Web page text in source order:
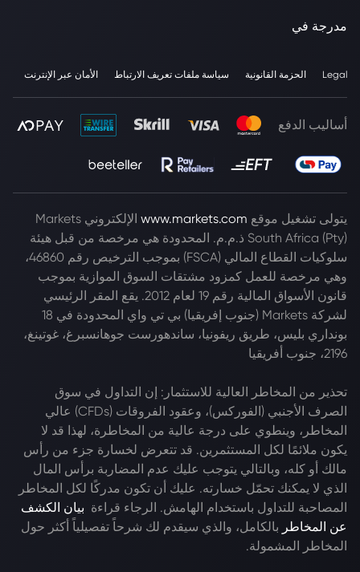
مدرجة في
Legal الحزمة القانونية سياسة ملفات تعريف الارتباط الأمان عبر الإنترنت
أساليب الدفع
يتولى تشغيل موقع www.markets.com
الإلكتروني Markets
South Africa (Pty) ذ.م.م. المحدودة هي مرخصة من قبل هيئة
سلوكيات القطاع المالي (FSCA) بموجب الترخيص رقم 46860،
وهي مرخصة للعمل كمزود مشتقات السوق الموازية بموجب
قانون الأسواق المالية رقم 19 لعام 2012. يقع المقر الرئيسي
لشركة Markets (جنوب إفريقيا) بي تي واي المحدودة في 18
بونداري بليس، طريق ريفونيا، ساندهورست جوهانسبرغ، غوتينغ،
2196، جنوب أفريقيا
تحذير من المخاطر العالية للاستثمار: إن التداول في سوق
الصرف الأجنبي (الفوركس)، وعقود الفروقات (CFDs) عالي
المخاطر، وينطوي على درجة عالية من المخاطرة، لهذا قد لا
يكون ملائمًا لكل المستثمرين. قد تتعرض لخسارة جزء من رأس
مالك أو كله، وبالتالي يتوجب عليك عدم المضاربة برأس المال
الذي لا يمكنك تحمّل خسارته. عليك أن تكون مدركًا لكل المخاطر
المصاحبة للتداول باستخدام الهامش. الرجاء قراءة بيان الكشف
عن المخاطر بالكامل، والذي سيقدم لك شرحاً تفصيلياً أكثر حول
المخاطر المشمولة.